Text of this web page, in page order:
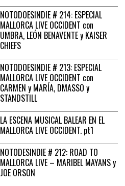
NOTODOESINDIE # 214: ESPECIAL
MALLORCA LIVE OCCIDENT con
UMBRA, LEÓN BENAVENTE y KAISER
CHIEFS
NOTODOESINDIE # 213: ESPECIAL
MALLORCA LIVE OCCIDENT con
CARMEN y MARÍA, DMASSO y
STANDSTILL
LA ESCENA MUSICAL BALEAR EN EL
MALLORCA LIVE OCCIDENT. pt1
NOTODESINDIE # 212: ROAD TO
MALLORCA LIVE – MARIBEL MAYANS y
JOE ORSON